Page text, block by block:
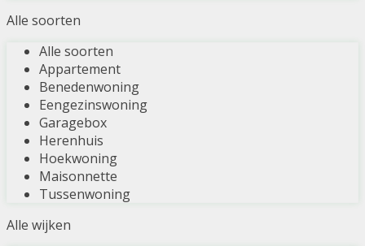
Alle soorten
Alle soorten
Appartement
Benedenwoning
Eengezinswoning
Garagebox
Herenhuis
Hoekwoning
Maisonnette
Tussenwoning
Alle wijken